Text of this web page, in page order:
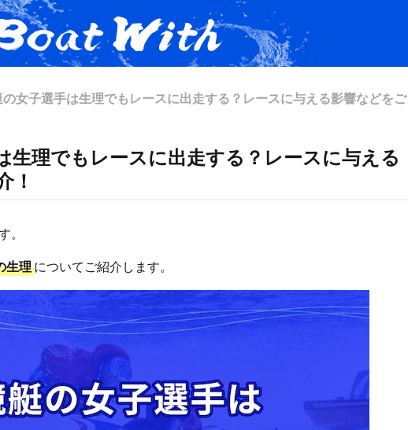
の女子選手は生理でもレースに出走する？レースに与える影響などをご
生理でもレースに出走する？レースに与える
！
。
生理 についてご紹介します。